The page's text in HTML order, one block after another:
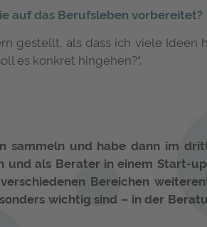
auf das Berufsleben vorbereitet?
gestellt, als dass ich viele Ideen
es konkret hingehen?“.
sammeln und habe dann im
und als Berater in einem Start-
Bereichen
wichtig sind – in der